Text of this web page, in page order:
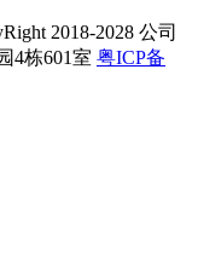
2018-2028 公司
4栋601室 粤ICP备